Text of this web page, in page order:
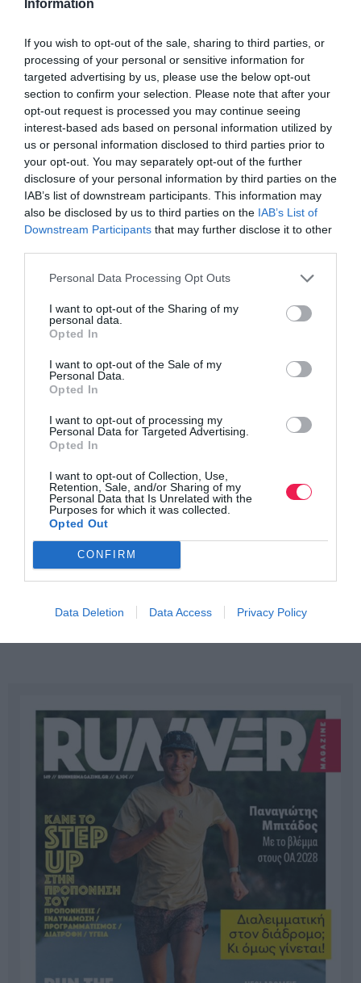
Information
If you wish to opt-out of the sale, sharing to third parties, or
processing of your personal or sensitive information for
targeted advertising by us, please use the below opt-out
section to confirm your selection. Please note that after your
opt-out request is processed you may continue seeing
interest-based ads based on personal information utilized by
us or personal information disclosed to third parties prior to
your opt-out. You may separately opt-out of the further
disclosure of your personal information by third parties on the
IAB’s list of downstream participants. This information may
also be disclosed by us to third parties on the IAB’s List of
Downstream Participants that may further disclose it to other
Personal Data Processing Opt Outs
I want to opt-out of the Sharing of my
personal data.
Opted In
I want to opt-out of the Sale of my
Personal Data.
Opted In
I want to opt-out of processing my
Personal Data for Targeted Advertising.
Opted In
I want to opt-out of Collection, Use,
Retention, Sale, and/or Sharing of my
Personal Data that Is Unrelated with the
Purposes for which it was collected.
Opted Out
CONFIRM
Data Deletion Data Access Privacy Policy